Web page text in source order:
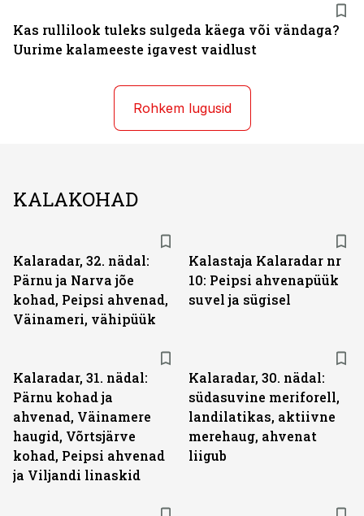
Kas rullilook tuleks sulgeda käega või vändaga?
Uurime kalameeste igavest vaidlust
Rohkem lugusid
KALAKOHAD
Kalaradar, 32. nädal:
Pärnu ja Narva jõe
kohad, Peipsi ahvenad,
Väinameri, vähipüük
Kalastaja Kalaradar nr
10: Peipsi ahvenapüük
suvel ja sügisel
Kalaradar, 31. nädal:
Pärnu kohad ja
ahvenad, Väinamere
haugid, Võrtsjärve
kohad, Peipsi ahvenad
ja Viljandi linaskid
Kalaradar, 30. nädal:
südasuvine meriforell,
landilatikas, aktiivne
merehaug, ahvenat
liigub